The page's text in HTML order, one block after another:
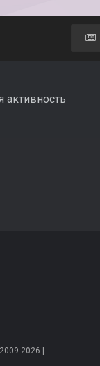
активность
2026 |